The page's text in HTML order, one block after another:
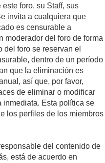
foro, su Staff, sus
invita a cualquiera que
es censurable a
moderador del foro de forma
del foro se reservan el
dentro de un período
que la eliminación es
así que, por favor,
de eliminar o modificar
inmediata. Esta política se
los perfiles de los miembros
del contenido de
está de acuerdo en